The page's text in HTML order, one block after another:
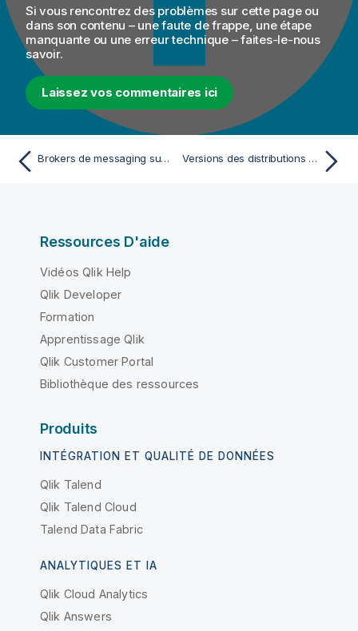
Si vous rencontrez des problèmes sur cette page ou
dans son contenu – une faute de frappe, une étape
manquante ou une erreur technique – faites-le-nous
savoir.
Laissez vos commentaires ici
Brokers de messaging supportés par les composants de messaging Talend Versions des distributions de plateformes supportées pour les Jobs Talend avec Big Data
Ressources D'aide
Vidéos Qlik Help
Qlik Developer
Formation
Apprentissage Qlik
Qlik Customer Portal
Bibliothèque des ressources
Produits
INTÉGRATION ET QUALITÉ DE DONNÉES
Qlik Talend
Qlik Talend Cloud
Talend Data Fabric
ANALYTIQUES ET IA
Qlik Cloud Analytics
Qlik Answers